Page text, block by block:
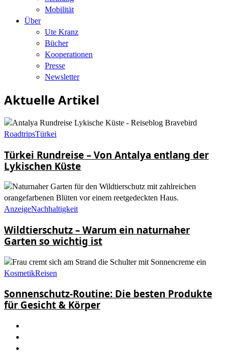
Mobilität
Über
Ute Kranz
Bücher
Kooperationen
Presse
Newsletter
Aktuelle Artikel
RoadtripsTürkei
Türkei Rundreise – Von Antalya entlang der
Lykischen Küste
AnzeigeNachhaltigkeit
Wildtierschutz – Warum ein naturnaher
Garten so wichtig ist
KosmetikReisen
Sonnenschutz-Routine: Die besten Produkte
für Gesicht & Körper